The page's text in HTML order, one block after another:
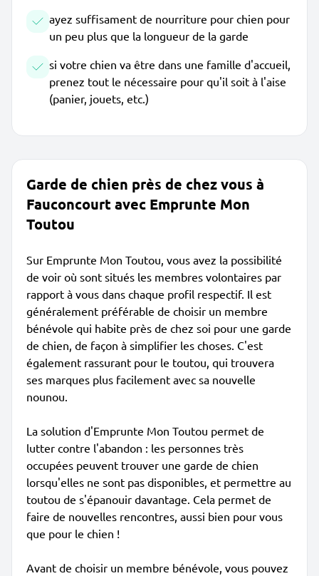
ayez suffisament de nourriture pour chien pour
un peu plus que la longueur de la garde
si votre chien va être dans une famille d'accueil,
prenez tout le nécessaire pour qu'il soit à l'aise
(panier, jouets, etc.)
Garde de chien près de chez vous à
Fauconcourt avec Emprunte Mon
Toutou
Sur Emprunte Mon Toutou, vous avez la possibilité
de voir où sont situés les membres volontaires par
rapport à vous dans chaque profil respectif. Il est
généralement préférable de choisir un membre
bénévole qui habite près de chez soi pour une garde
de chien, de façon à simplifier les choses. C'est
également rassurant pour le toutou, qui trouvera
ses marques plus facilement avec sa nouvelle
nounou.
La solution d'Emprunte Mon Toutou permet de
lutter contre l'abandon : les personnes très
occupées peuvent trouver une garde de chien
lorsqu'elles ne sont pas disponibles, et permettre au
toutou de s'épanouir davantage. Cela permet de
faire de nouvelles rencontres, aussi bien pour vous
que pour le chien !
Avant de choisir un membre bénévole, vous pouvez